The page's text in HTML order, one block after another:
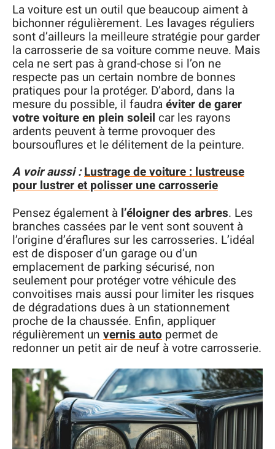
La voiture est un outil que beaucoup aiment à
bichonner régulièrement. Les lavages réguliers
sont d’ailleurs la meilleure stratégie pour garder
la carrosserie de sa voiture comme neuve. Mais
cela ne sert pas à grand-chose si l’on ne
respecte pas un certain nombre de bonnes
pratiques pour la protéger. D’abord, dans la
mesure du possible, il faudraéviter de garer
votre voiture en plein soleil car les rayons
ardents peuvent à terme provoquer des
boursouflures et le délitement de la peinture.
A voir aussi :Lustrage de voiture : lustreuse
pour lustrer et polisser une carrosserie
Pensez également à l’éloigner des arbres. Les
branches cassées par le vent sont souvent à
l’origine d’éraflures sur les carrosseries. L’idéal
est de disposer d’un garage ou d’un
emplacement de parking sécurisé, non
seulement pour protéger votre véhicule des
convoitises mais aussi pour limiter les risques
de dégradations dues à un stationnement
proche de la chaussée. Enfin, appliquer
régulièrement un vernis auto permet de
redonner un petit air de neuf à votre carrosserie.